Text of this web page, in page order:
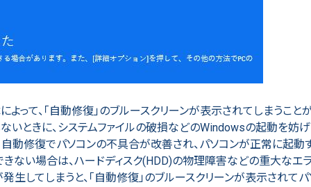
って、「自動修復」のブルースクリーンが表示されてしまうこと
いときに、システムファイルの破損などのWindowsの起動を妨
動修復でパソコンの不具合が改善され、パソコンが正常に起動
ない場合は、ハードディスク(HDD)の物理障害などの重大なエ
生してしまうと、「自動修復」のブルースクリーンが表示されて